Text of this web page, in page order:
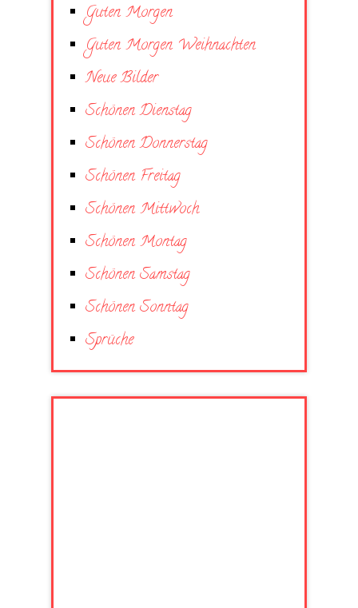
Guten Morgen
Guten Morgen Weihnachten
Neue Bilder
Schönen Dienstag
Schönen Donnerstag
Schönen Freitag
Schönen Mittwoch
Schönen Montag
Schönen Samstag
Schönen Sonntag
Sprüche